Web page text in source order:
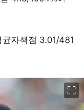
자책점 3.01/481